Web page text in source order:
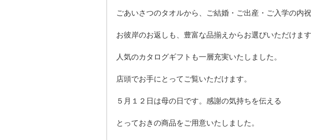
ごあいさつのタオルから、ご結婚・ご出産・ご入学の内祝
お彼岸のお返しも、豊富な品揃えからお選びいただけます
人気のカタログギフトも一層充実いたしました。
店頭でお手にとってご覧いただけます。
５月１２日は母の日です。感謝の気持ちを伝える
とっておきの商品をご用意いたしました。